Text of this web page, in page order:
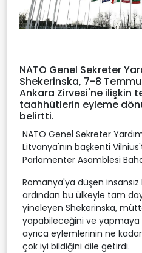
NATO Genel Sekreter
Shekerinska, 7-8
Ankara Zirvesi'ne ilişkin
taahhütlerin eyleme
belirtti.
NATO Genel Sekreter
Litvanya'nın başkenti
Parlamenter Asamblesi
Romanya'ya düşen insansız
ardından bu ülkeyle tam
yineleyen Shekerinska,
yapabileceğini ve
ayrıca eylemlerinin ne
çok iyi bildiğini dile getirdi.